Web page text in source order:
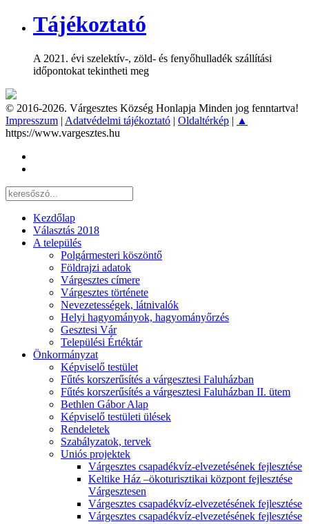
Tájékoztató
A 2021. évi szelektív-, zöld- és fenyőhulladék szállítási
időpontokat tekintheti meg
© 2016-2026. Várgesztes Község Honlapja Minden jog fenntartva!
Impresszum | Adatvédelmi tájékoztató | Oldaltérkép | ▲
https://www.vargesztes.hu
Kezdőlap
Választás 2018
A település
Polgármesteri köszöntő
Földrajzi adatok
Várgesztes címere
Várgesztes története
Nevezetességek, látnivalók
Helyi hagyományok, hagyományőrzés
Gesztesi Vár
Települési Értéktár
Önkormányzat
Képviselő testület
Fűtés korszerűsítés a várgesztesi Faluházban
Fűtés korszerűsítés a várgesztesi Faluházban II. ütem
Bethlen Gábor Alap
Képviselő testületi ülések
Rendeletek
Szabályzatok, tervek
Uniós projektek
Várgesztes csapadékvíz-elvezetésének fejlesztése
Keltike Ház –ökoturisztikai központ fejlesztése
Várgesztesen
Várgesztes csapadékvíz-elvezetésének fejlesztése
Várgesztes csapadékvíz-elvezetésének fejlesztése